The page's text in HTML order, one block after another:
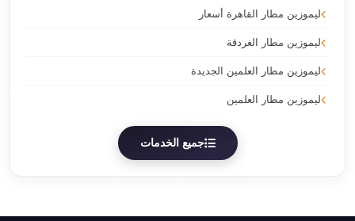
ليموزين مطار القاهرة أسعار
ليموزين مطار الغردقة
ليموزين مطار العلمين الجديدة
ليموزين مطار العلمين
جميع الخدمات